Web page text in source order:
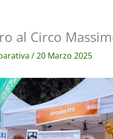
al Circo
/20 Marzo 2025